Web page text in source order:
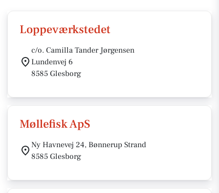
Loppeværkstedet
c/o. Camilla Tander Jørgensen
Lundenvej 6
8585 Glesborg
Møllefisk ApS
Ny Havnevej 24, Bønnerup Strand
8585 Glesborg